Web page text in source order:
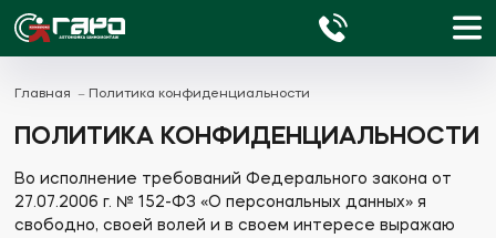
Главная Политика конфиденциальности
ПОЛИТИКА КОНФИДЕНЦИАЛЬНОСТИ
Во исполнение требований Федерального закона от
27.07.2006 г. № 152-ФЗ «О персональных данных» я
свободно, своей волей и в своем интересе выражаю